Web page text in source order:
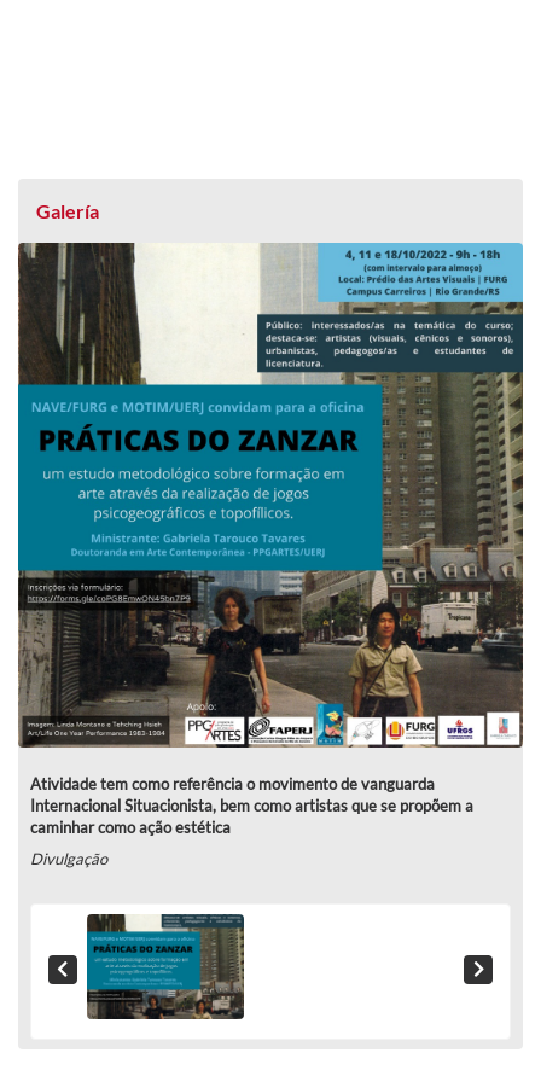
Galería
Atividade tem como referência o movimento de vanguarda
Internacional Situacionista, bem como artistas que se propõem a
caminhar como ação estética
Divulgação